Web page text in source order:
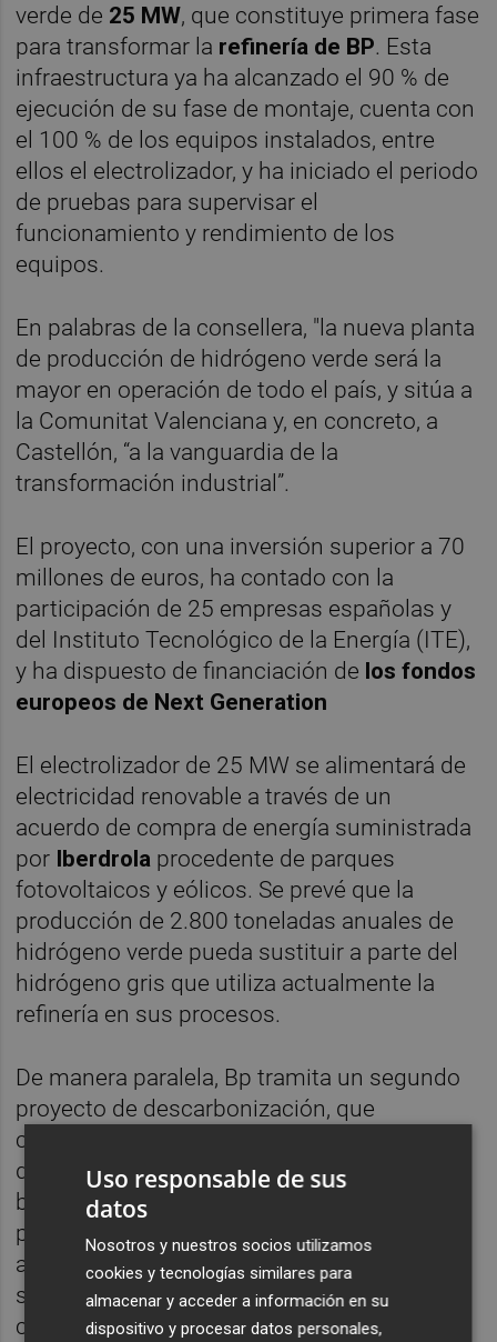
verde de 25 MW, que constituye primera fase
para transformar la refinería de BP. Esta
infraestructura ya ha alcanzado el 90 % de
ejecución de su fase de montaje, cuenta con
el 100 % de los equipos instalados, entre
ellos el electrolizador, y ha iniciado el periodo
de pruebas para supervisar el
funcionamiento y rendimiento de los
equipos.
En palabras de la consellera, "la nueva planta
de producción de hidrógeno verde será la
mayor en operación de todo el país, y sitúa a
la Comunitat Valenciana y, en concreto, a
Castellón, “a la vanguardia de la
transformación industrial”.
El proyecto, con una inversión superior a 70
millones de euros, ha contado con la
participación de 25 empresas españolas y
del Instituto Tecnológico de la Energía (ITE),
y ha dispuesto de financiación de los fondos
europeos de Next Generation
El electrolizador de 25 MW se alimentará de
electricidad renovable a través de un
acuerdo de compra de energía suministrada
por Iberdrola procedente de parques
fotovoltaicos y eólicos. Se prevé que la
producción de 2.800 toneladas anuales de
hidrógeno verde pueda sustituir a parte del
hidrógeno gris que utiliza actualmente la
refinería en sus procesos.
De manera paralela, Bp tramita un segundo
proyecto de descarbonización, que
contempla una inversión de 1.339 millones
de euros, para el desarrollo de una planta
biocombustibles de segunda generación a
partir de aceites residuales y grasas
animales, la planta de hidrógeno verde que
se se está construyendo conjuntamente
con
Iberdrolay un nuevo tercer tren en la
Uso responsable de sus
datos
Nosotros y nuestros socios utilizamos
cookies y tecnologías similares para
almacenar y acceder a información en su
dispositivo y procesar datos personales,